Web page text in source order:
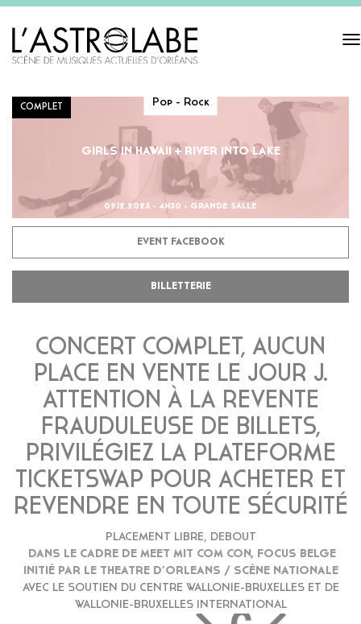
COMPLET Pop - Rock
GIRLS IN HAWAII + RIVER INTO LAKE
09.12.2023 - 4H30 - GRANDE SALLE
EVENT FACEBOOK
BILLETTERIE
CONCERT COMPLET, AUCUN
PLACE EN VENTE LE JOUR J.
ATTENTION À LA REVENTE
FRAUDULEUSE DE BILLETS,
PRIVILÉGIEZ LA PLATEFORME
TICKETSWAP POUR ACHETER ET
REVENDRE EN TOUTE SÉCURITÉ
PLACEMENT LIBRE, DEBOUT
DANS LE CADRE DE MEET MIT COM CON, FOCUS BELGE
INITIÉ PAR LE THEATRE D’ORLEANS / SCÈNE NATIONALE
AVEC LE SOUTIEN DU CENTRE WALLONIE-BRUXELLES ET DE
WALLONIE-BRUXELLES INTERNATIONAL